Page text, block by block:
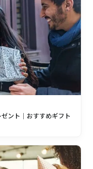
ント｜おすすめギフト